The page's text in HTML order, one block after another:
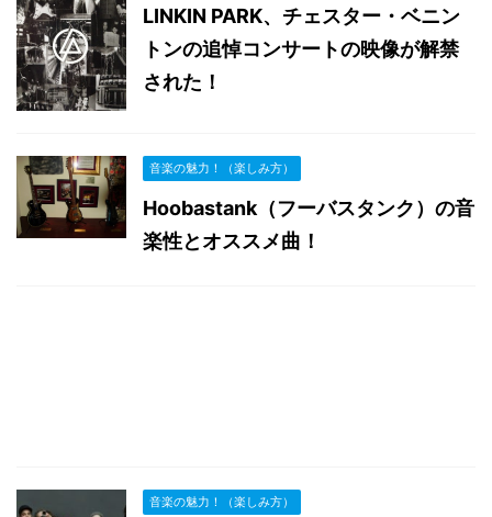
LINKIN PARK、チェスター・ベニン
トンの追悼コンサートの映像が解禁
された！
音楽の魅力！（楽しみ方）
Hoobastank（フーバスタンク）の音
楽性とオススメ曲！
音楽の魅力！（楽しみ方）